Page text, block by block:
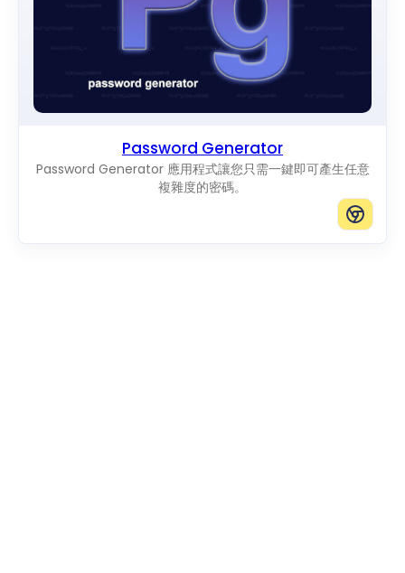
Password Generator
Password Generator 應用程式讓您只需一鍵即可產生任意
複雜度的密碼。